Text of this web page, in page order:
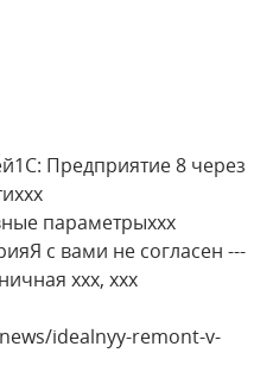
Предприятие 8 через
параметрыxxx
с вами не согласен ---
xxx, xxx
idealnyy-remont-v-